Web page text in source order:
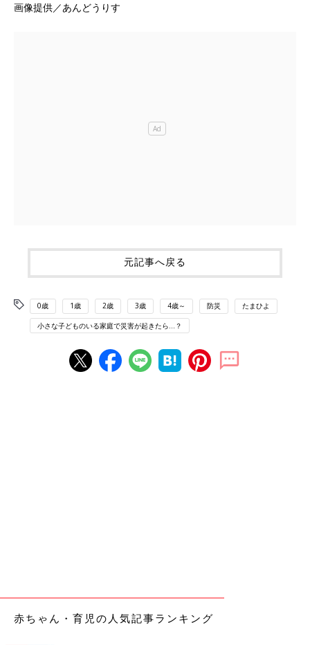
画像提供／あんどうりす
元記事へ戻る
0歳 1歳 2歳 3歳 4歳～ 防災 たまひよ
小さな子どものいる家庭で災害が起きたら…？
赤ちゃん・育児の人気記事ランキング